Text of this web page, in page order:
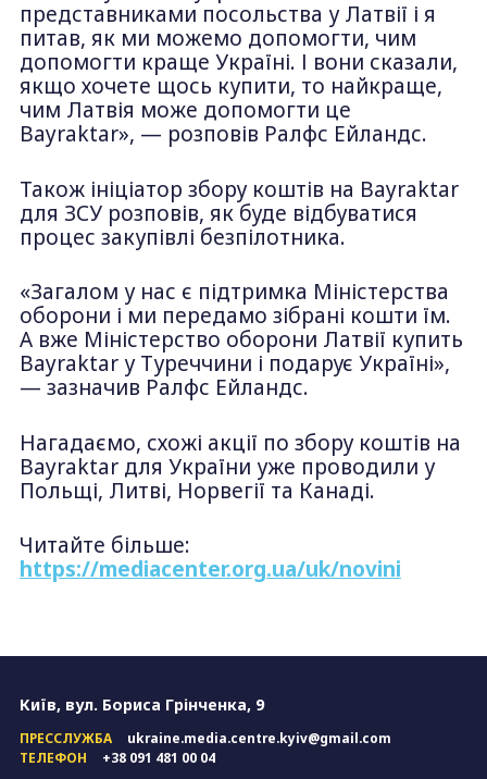
представниками посольства у Латвії і я
питав, як ми можемо допомогти, чим
допомогти краще Україні. І вони сказали,
якщо хочете щось купити, то найкраще,
чим Латвія може допомогти це
Bayraktar», — розповів Ралфс Ейландс.
Також ініціатор збору коштів на Bayraktar
для ЗСУ розповів, як буде відбуватися
процес закупівлі безпілотника.
«Загалом у нас є підтримка Міністерства
оборони і ми передамо зібрані кошти їм.
А вже Міністерство оборони Латвії купить
Bayraktar у Туреччини і подарує Україні»,
— зазначив Ралфс Ейландс.
Нагадаємо, схожі акції по збору коштів на
Bayraktar для України уже проводили у
Польщі, Литві, Норвегії та Канаді.
Читайте більше:
https://mediacenter.org.ua/uk/novini
Київ, вул. Бориса Грінченка, 9
ПРЕССЛУЖБА
ukraine.media.centre.kyiv@gmail.com
ТЕЛЕФОН
+38 091 481 00 04